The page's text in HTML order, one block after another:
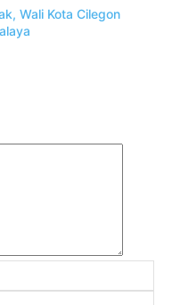
Wali Kota Cilegon